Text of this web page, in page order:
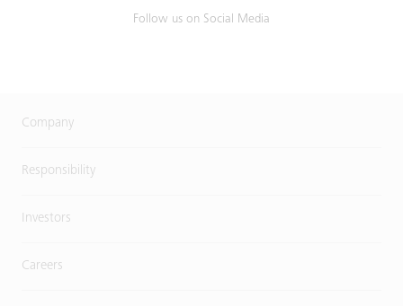
Follow us on Social Media
Company
Responsibility
Investors
Careers